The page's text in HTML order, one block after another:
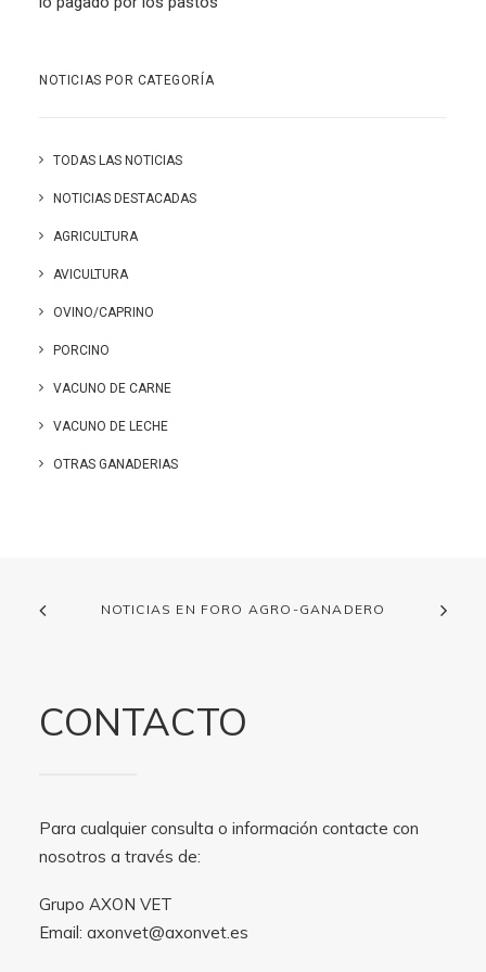
NOTICIAS POR CATEGORÍA
TODAS LAS NOTICIAS
NOTICIAS DESTACADAS
AGRICULTURA
AVICULTURA
OVINO/CAPRINO
PORCINO
VACUNO DE CARNE
VACUNO DE LECHE
OTRAS GANADERIAS
NOTICIAS EN FORO AGRO-GANADERO
CONTACTO
Para cualquier consulta o información contacte con
nosotros a través de:
Grupo AXON VET
Email: axonvet@axonvet.es